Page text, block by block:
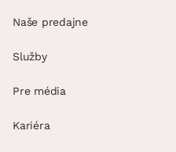
Naše predajne
Služby
Pre média
Kariéra